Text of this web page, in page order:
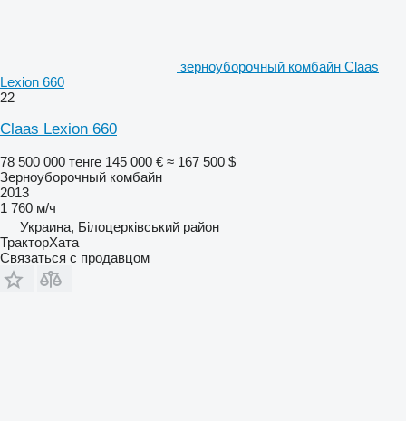
зерноуборочный комбайн Claas
Lexion 660
22
Claas Lexion 660
78 500 000 тенге 145 000 € ≈ 167 500 $
Зерноуборочный комбайн
2013
1 760 м/ч
Украина, Білоцерківський район
ТракторХата
Связаться с продавцом